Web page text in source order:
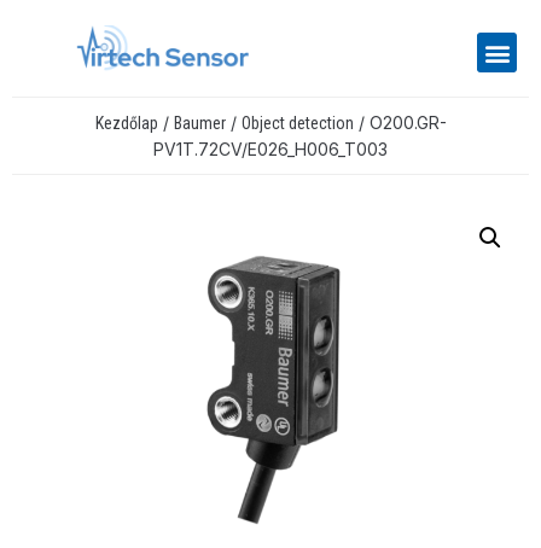
Kezdőlap / Baumer/ Object detection / O200.GR-
PV1T.72CV/E026_H006_T003